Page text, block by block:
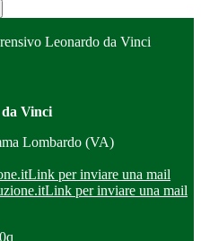
Leonardo da Vinci
Vinci
Lombardo (VA)
Link per inviare una mail
Link per inviare una mail